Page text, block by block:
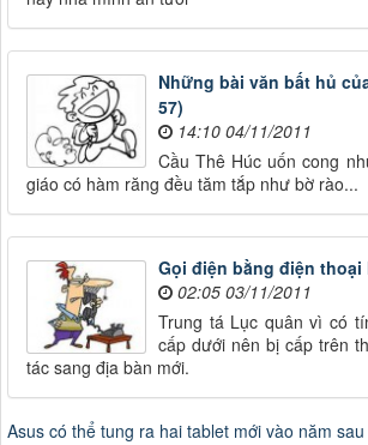
Những bài văn bất hủ
57)
14:10 04/11/2011
Cầu Thê Húc uốn cong
giáo có hàm răng đều tăm tắp như bờ rào...
Gọi điện bằng điện thoại
02:05 03/11/2011
Trung tá Lục quân vì có
cấp dưới nên bị cấp trên
tác sang địa bàn mới.
Asus có thể tung ra hai tablet mới vào năm sau